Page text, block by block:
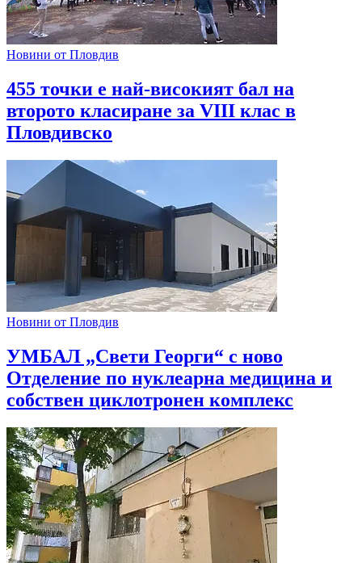
Новини от Пловдив
455 точки е най-високият бал на
второто класиране за VIII клас в
Пловдивско
Новини от Пловдив
УМБАЛ „Свети Георги“ с ново
Отделение по нуклеарна медицина и
собствен циклотронен комплекс